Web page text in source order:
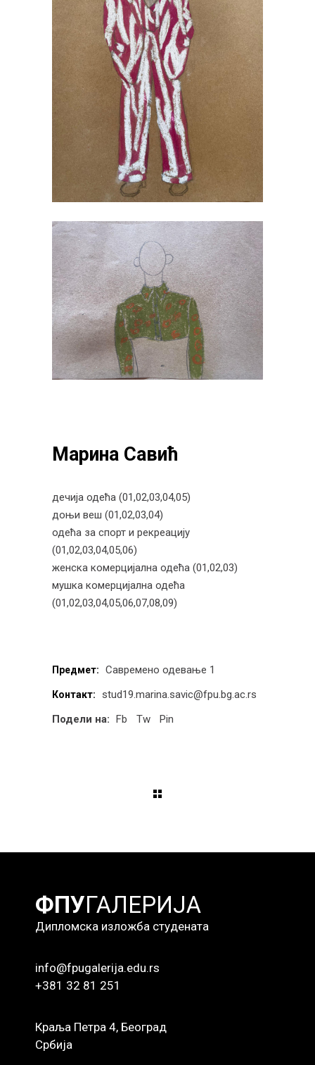
Марина Савић
дечија одећа (01,02,03,04,05)
доњи веш (01,02,03,04)
одећа за спорт и рекреацију
(01,02,03,04,05,06)
женска комерцијална одећа (01,02,03)
мушка комерцијална одећа
(01,02,03,04,05,06,07,08,09)
Предмет: Савремено одевање 1
Контакт:
stud19.marina.savic@fpu.bg.ac.rs
Подели на: Fb Tw Pin
ФПУГАЛЕРИЈА
Дипломска изложба студената
info@fpugalerija.edu.rs
+381 32 81 251
Краља Петра 4, Београд
Србија